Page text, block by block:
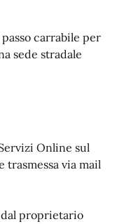
carrabile per
sede stradale
Online sul
via mail
dal proprietario